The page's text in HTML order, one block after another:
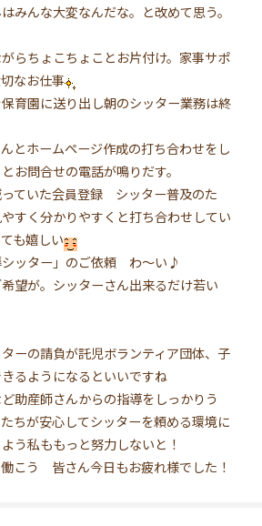
みんな大変なんだな。と改めて思う。
らちょこちょことお片付け。家事サポ
なお仕事
育園に送り出し朝のシッター業務は終
とホームページ作成の打ち合わせをし
お問合せの電話が鳴りだす。
っていた会員登録 シッター普及のた
すく分かりやすくと打ち合わせしてい
も嬉しい
シッター」のご依頼 わ〜い♪
望が。シッターさん出来るだけ若い
ーの請負が託児ボランティア団体、子
るようになるといいですね
助産師さんからの指導をしっかりう
ちが安心してシッターを頼める環境に
う私ももっと努力しないと！
こう 皆さん今日もお疲れ様でした！